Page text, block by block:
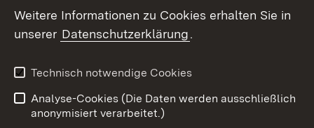
Social Wall
X / Twitter
Youtube
Weitere Informationen zu Cookies erhalten Sie in
unserer Datenschutzerklärung.
Technisch notwendige Cookies
Analyse-Cookies (Die Daten werden ausschließlich
anonymisiert verarbeitet.)